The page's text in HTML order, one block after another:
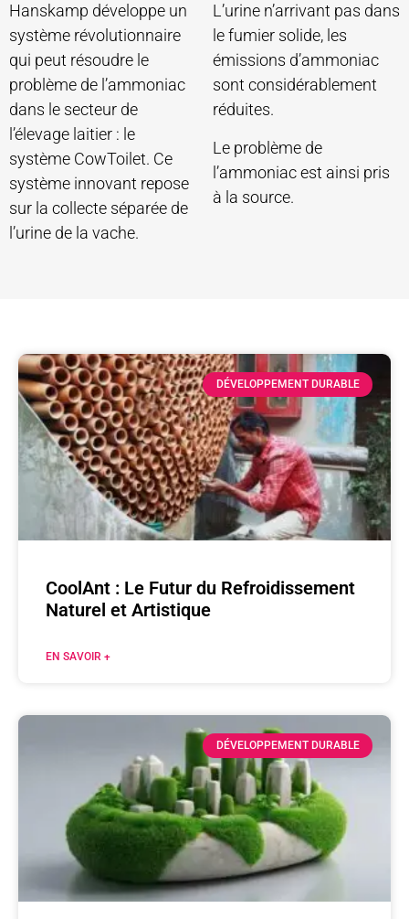
Hanskamp développe un
système révolutionnaire
qui peut résoudre le
problème de l’ammoniac
dans le secteur de
l’élevage laitier : le
système CowToilet. Ce
système innovant repose
sur la collecte séparée de
l’urine de la vache.
L’urine n’arrivant pas dans
le fumier solide, les
émissions d’ammoniac
sont considérablement
réduites.
Le problème de
l’ammoniac est ainsi pris
à la source.
DÉVELOPPEMENT DURABLE
CoolAnt : Le Futur du Refroidissement
Naturel et Artistique
EN SAVOIR +
DÉVELOPPEMENT DURABLE